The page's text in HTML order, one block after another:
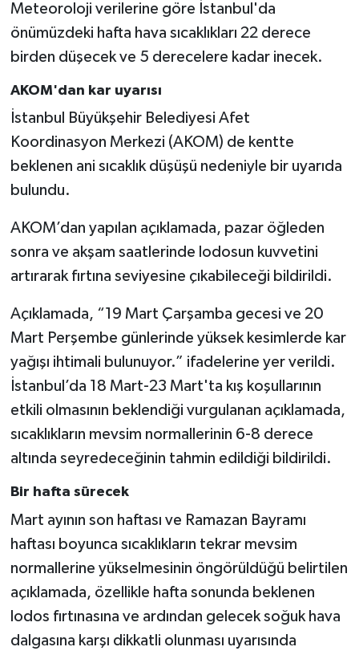
Meteoroloji verilerine göre İstanbul'da
önümüzdeki hafta hava sıcaklıkları 22 derece
birden düşecek ve 5 derecelere kadar inecek.
AKOM'dan kar uyarısı
İstanbul Büyükşehir Belediyesi Afet
Koordinasyon Merkezi (AKOM) de kentte
beklenen ani sıcaklık düşüşü nedeniyle bir uyarıda
bulundu.
AKOM’dan yapılan açıklamada, pazar öğleden
sonra ve akşam saatlerinde lodosun kuvvetini
artırarak fırtına seviyesine çıkabileceği bildirildi.
Açıklamada, “19 Mart Çarşamba gecesi ve 20
Mart Perşembe günlerinde yüksek kesimlerde kar
yağışı ihtimali bulunuyor.” ifadelerine yer verildi.
İstanbul’da 18 Mart-23 Mart'ta kış koşullarının
etkili olmasının beklendiği vurgulanan açıklamada,
sıcaklıkların mevsim normallerinin 6-8 derece
altında seyredeceğinin tahmin edildiği bildirildi.
Bir hafta sürecek
Mart ayının son haftası ve Ramazan Bayramı
haftası boyunca sıcaklıkların tekrar mevsim
normallerine yükselmesinin öngörüldüğü belirtilen
açıklamada, özellikle hafta sonunda beklenen
lodos fırtınasına ve ardından gelecek soğuk hava
dalgasına karşı dikkatli olunması uyarısında